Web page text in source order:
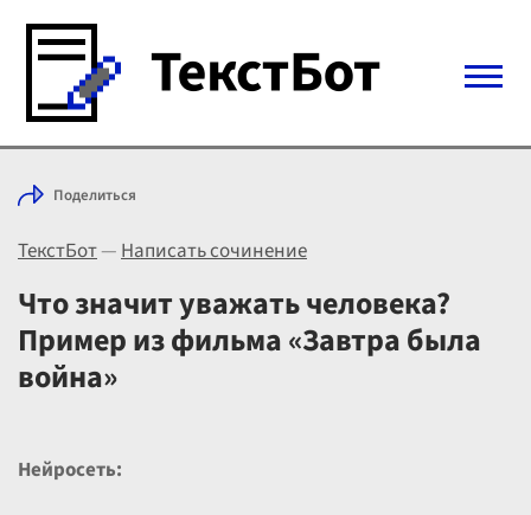
Войти с Telegram
Выбрать режим
Цены
Поделиться
ТекстБот—Написать сочинение
Что значит уважать человека?
Пример из фильма «Завтра была
война»
Нейросеть: